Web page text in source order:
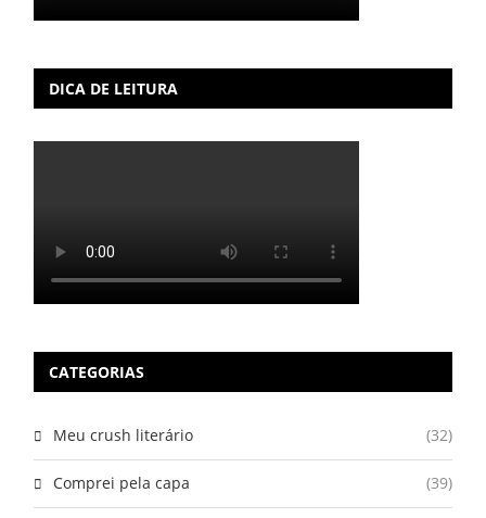
DICA DE LEITURA
CATEGORIAS
Meu crush literário (32)
Comprei pela capa (39)